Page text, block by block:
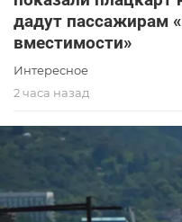
дадут пассажирам
вместимости»
Интересное
2 часа назад